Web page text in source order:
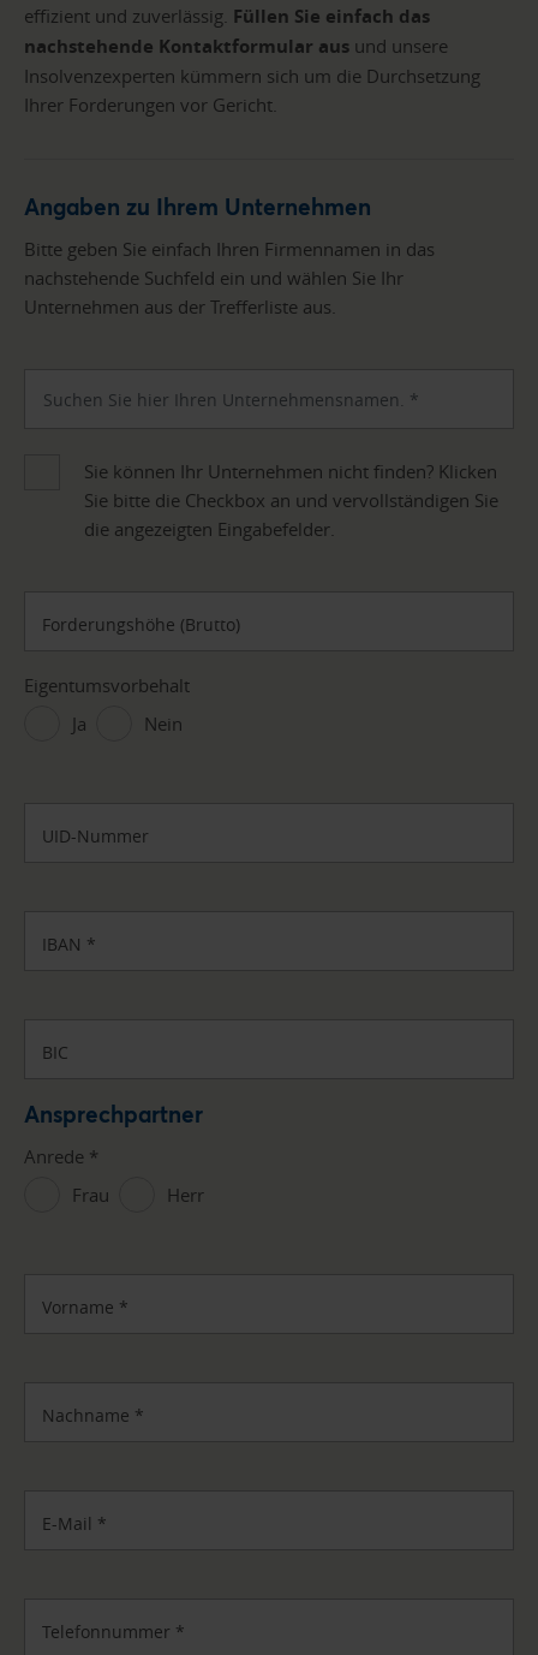
effizient und zuverlässig. Füllen Sie einfach das
nachstehende Kontaktformular aus und unsere
Insolvenzexperten kümmern sich um die Durchsetzung
Ihrer Forderungen vor Gericht.
Angaben zu Ihrem Unternehmen
Bitte geben Sie einfach Ihren Firmennamen in das
nachstehende Suchfeld ein und wählen Sie Ihr
Unternehmen aus der Trefferliste aus.
Sie können Ihr Unternehmen nicht finden? Klicken
Sie bitte die Checkbox an und vervollständigen Sie
die angezeigten Eingabefelder.
Forderungshöhe (Brutto)
Eigentumsvorbehalt
Ja
Nein
UID-Nummer
IBAN *
BIC
Ansprechpartner
Anrede *
Frau
Herr
Vorname *
Nachname *
E-Mail *
Telefonnummer *